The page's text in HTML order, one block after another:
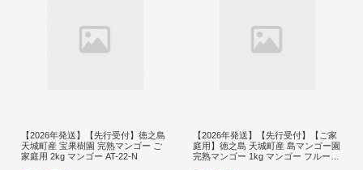
【2026年発送】【先行受付】徳之島
天城町産 宝果樹園 完熟マンゴー ご
家庭用 2kg マンゴー AT-22-N
【2026年発送】【先行受付】【ご家
庭用】徳之島 天城町産 島マンゴー園
完熟マンゴー 1kg マンゴー フルーツ